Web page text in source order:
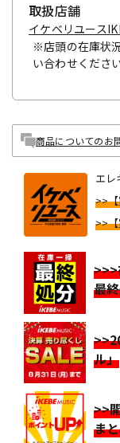
取扱店舗
イケベリユース
※店頭の在庫状
い合わせください
商品についてのお
エレ
>>
>>
最
ル」
>>
ま